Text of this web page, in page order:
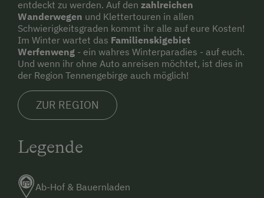
Mikrowelle
Bettwäsche
Geschirrspüler
Toaster
Doppelbett (Kingsize)
entdeckt zu werden. Auf den zahlreichen
Wanderwegen und Klettertouren in allen
Schwierigkeitsgraden kommt ihr alle auf eure Kosten!
Im Winter wartet das Familienskigebiet
Werfenweng - ein wahres Winterparadies - auf euch.
Und wenn ihr ohne Auto anreisen möchtet, ist dies in
der Region Tennengebirge auch möglich!
ZUR REGION
Legende
Ab-Hof & Bauernladen